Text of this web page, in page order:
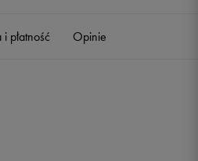
płatność Opinie